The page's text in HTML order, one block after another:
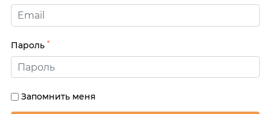
Пароль *
Запомнить меня